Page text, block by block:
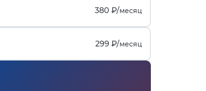
380 ₽/месяц
299 ₽/месяц